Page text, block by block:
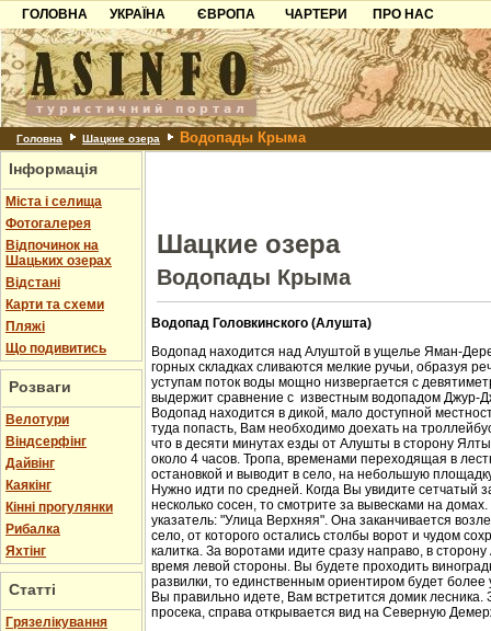
ГОЛОВНА
УКРАЇНА
Карпати
Азов
Причорноморря
Шацьк
ЄВРОПА
Чорногорія
Хорватія
Болгарія
Албанія
ЧАРТЕРИ
ПРО НАС
Контакти
Партнерам
Додати готель
Головна Шацкие озера Водопады Крыма
Інформація
Міста і селища
Фотогалерея
Відпочинок на
Шацьких озерах
Відстані
Карти та схеми
Пляжі
Що подивитись
Розваги
Велотури
Віндсерфінг
Дайвінг
Каякінг
Кінні прогулянки
Рибалка
Яхтінг
Статті
Грязелікування
Шацкие озера
Водопады Крыма
Водопад Головкинского (Алушта)
Водопад находится над Алуштой в ущелье Яман-
горных складках сливаются мелкие ручьи, образуя
уступам поток воды мощно низвергается с
выдержит сравнение с известным водопадом Джур-
Водопад находится в дикой, мало доступной
туда попасть, Вам необходимо доехать на
что в десяти минутах езды от Алушты в сторону
около 4 часов. Тропа, временами переходящая в
остановкой и выводит в село, на небольшую
Нужно идти по средней. Когда Вы увидите сетчатый
несколько сосен, то смотрите за вывесками на
указатель: "Улица Верхняя". Она заканчивается
село, от которого остались столбы ворот и чудом
калитка. За воротами идите сразу направо, в
время левой стороны. Вы будете проходить
развилки, то единственным ориентиром будет более
Вы правильно идете, Вам встретится домик лесника.
просека, справа открывается вид на Северную